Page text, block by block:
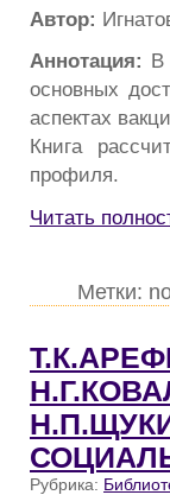
Автор:
Аннотация: В
основных
аспектах
Книга
профиля.
Читать
Метки:
Рубрика: